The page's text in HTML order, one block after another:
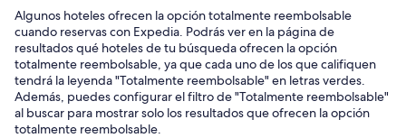
Algunos hoteles ofrecen la opción totalmente reembolsable
cuando reservas con Expedia. Podrás ver en la página de
resultados qué hoteles de tu búsqueda ofrecen la opción
totalmente reembolsable, ya que cada uno de los que califiquen
tendrá la leyenda "Totalmente reembolsable" en letras verdes.
Además, puedes configurar el filtro de "Totalmente reembolsable"
al buscar para mostrar solo los resultados que ofrecen la opción
totalmente reembolsable.